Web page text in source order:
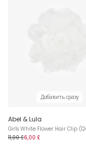
Добавить сразу
Abel & Lula
Girls White Flower Hair Clip
11,00 £6,00 £